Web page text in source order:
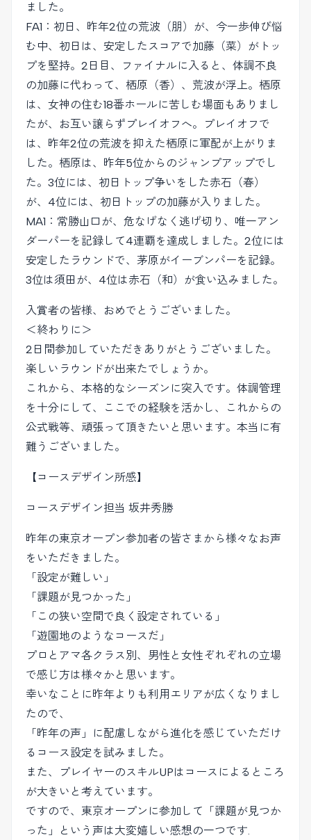
ました。
FA1：初日、昨年2位の荒波（朋）が、今一歩伸び悩
む中、初日は、安定したスコアで加藤（菜）がトッ
プを堅持。2日目、ファイナルに入ると、体調不良
の加藤に代わって、栖原（香）、荒波が浮上。栖原
は、女神の住む18番ホールに苦しむ場面もありまし
たが、お互い譲らずプレイオフへ。プレイオフで
は、昨年2位の荒波を抑えた栖原に軍配が上がりま
した。栖原は、昨年5位からのジャンプアップでし
た。3位には、初日トップ争いをした赤石（春）
が、4位には、初日トップの加藤が入りました。
MA1：常勝山口が、危なげなく逃げ切り、唯一アン
ダーパーを記録して4連覇を達成しました。2位には
安定したラウンドで、茅原がイーブンパーを記録。
3位は須田が、4位は赤石（和）が食い込みました。
入賞者の皆様、おめでとうございました。
＜終わりに＞
2日間参加していただきありがとうございました。
楽しいラウンドが出来たでしょうか。
これから、本格的なシーズンに突入です。体調管理
を十分にして、ここでの経験を活かし、これからの
公式戦等、頑張って頂きたいと思います。本当に有
難うございました。
【コースデザイン所感】
コースデザイン担当 坂井秀勝
昨年の東京オープン参加者の皆さまから様々なお声
をいただきました。
「設定が難しい」
「課題が見つかった」
「この狭い空間で良く設定されている」
「遊園地のようなコースだ」
プロとアマ各クラス別、男性と女性ぞれぞれの立場
で感じ方は様々かと思います。
幸いなことに昨年よりも利用エリアが広くなりまし
たので、
「昨年の声」に配慮しながら進化を感じていただけ
るコース設定を試みました。
また、プレイヤーのスキルUPはコースによるところ
が大きいと考えています。
ですので、東京オープンに参加して「課題が見つか
った」という声は大変嬉しい感想の一つです.